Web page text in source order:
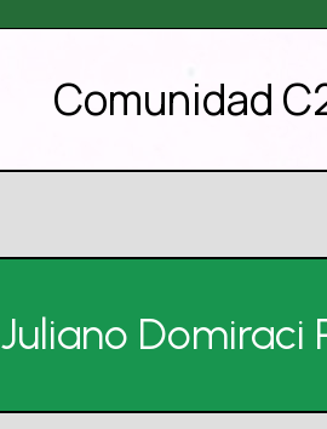
Comunidad
Juliano Domiraci